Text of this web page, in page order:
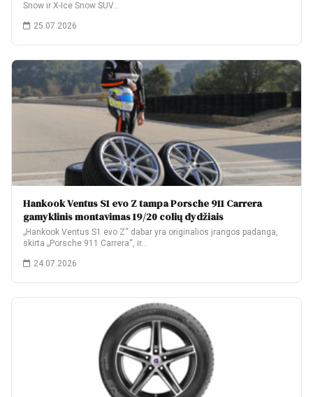
Snow ir X-Ice Snow SUV…
25.07.2026
Hankook Ventus S1 evo Z tampa Porsche 911 Carrera
gamyklinis montavimas 19/20 colių dydžiais
„Hankook Ventus S1 evo Z“ dabar yra originalios įrangos padanga,
skirta „Porsche 911 Carrera“, ir…
24.07.2026